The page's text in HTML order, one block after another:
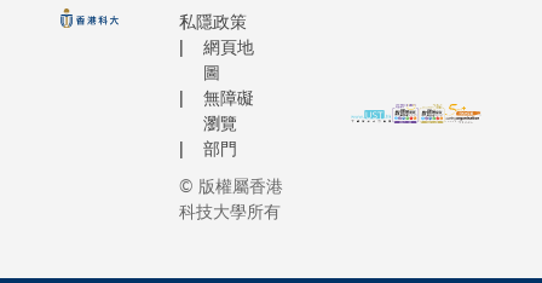
私隱政策
網頁地
圖
無障礙
瀏覽
部門
© 版權屬香港
科技大學所有